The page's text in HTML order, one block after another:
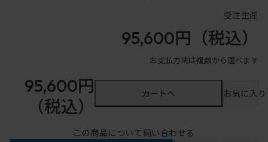
受注生産
95,600円 （税込）
お支払方法は複数から選べます
95,600円
（税込）
カートへ お気に入
この商品について問い合わせる